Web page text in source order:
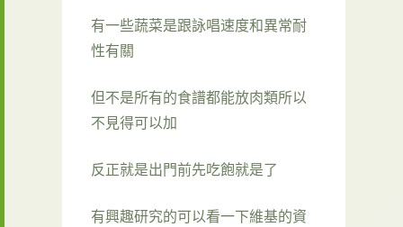
有一些蔬菜是跟詠唱速度和異常耐
性有關
但不是所有的食譜都能放肉類所以
不見得可以加
反正就是出門前先吃飽就是了
有興趣研究的可以看一下維基的資